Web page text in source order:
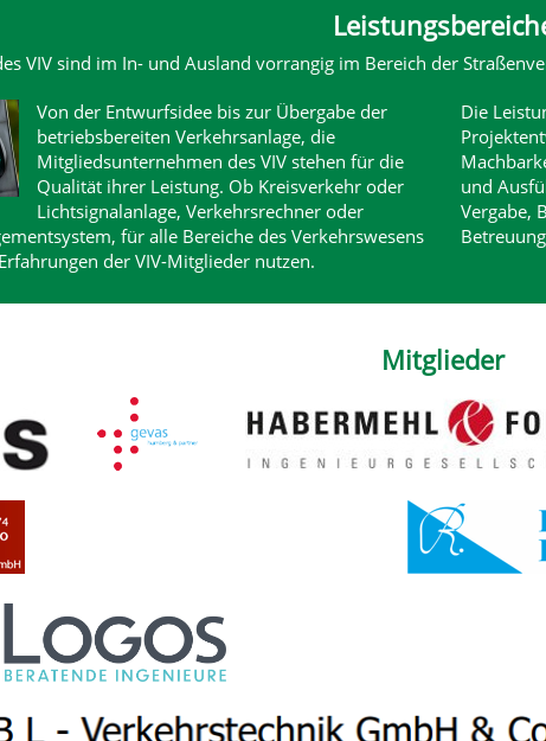
VIV sind im In- und Ausland vorrangig im Bereich der
Von der Entwurfsidee bis zur Übergabe der
betriebsbereiten Verkehrsanlage, die
Mitgliedsunternehmen des VIV stehen für die
Qualität ihrer Leistung. Ob Kreisverkehr oder
Lichtsignalanlage, Verkehrsrechner oder
für alle Bereiche des Verkehrswesens
der VIV-Mitglieder nutzen.
Die
und
Vergabe,
Mitglieder